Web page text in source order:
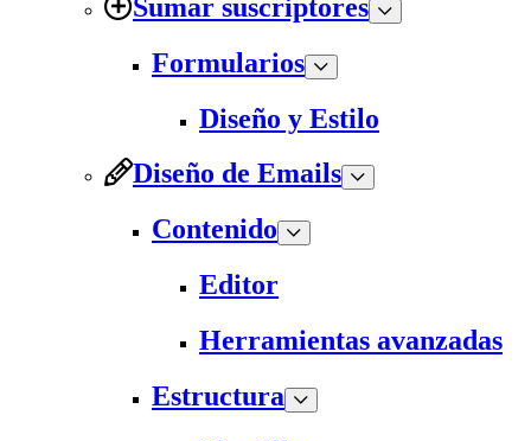
Sumar suscriptores
Formularios
Diseño y Estilo
Diseño de Emails
Contenido
Editor
Herramientas avanzadas
Estructura